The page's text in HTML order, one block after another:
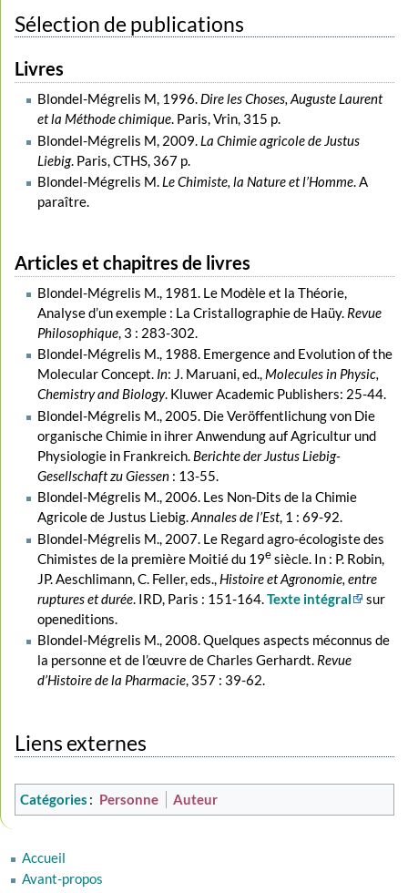
Sélection de publications
Livres
Blondel-Mégrelis M, 1996. Dire les Choses, Auguste Laurent
et la Méthode chimique. Paris, Vrin, 315 p.
Blondel-Mégrelis M, 2009. La Chimie agricole de Justus
Liebig. Paris, CTHS, 367 p.
Blondel-Mégrelis M. Le Chimiste, la Nature et l’Homme. A
paraître.
Articles et chapitres de livres
Blondel-Mégrelis M., 1981. Le Modèle et la Théorie,
Analyse d’un exemple : La Cristallographie de Haüy. Revue
Philosophique, 3 : 283-302.
Blondel-Mégrelis M., 1988. Emergence and Evolution of the
Molecular Concept. In: J. Maruani, ed., Molecules in Physic,
Chemistry and Biology. Kluwer Academic Publishers: 25-44.
Blondel-Mégrelis M., 2005. Die Veröffentlichung von Die
organische Chimie in ihrer Anwendung auf Agricultur und
Physiologie in Frankreich. Berichte der Justus Liebig-
Gesellschaft zu Giessen: 13-55.
Blondel-Mégrelis M., 2006. Les Non-Dits de la Chimie
Agricole de Justus Liebig.Annales de l’Est, 1 : 69-92.
Blondel-Mégrelis M., 2007. Le Regard agro-écologiste des
Chimistes de la première Moitié du 19esiècle. In : P. Robin,
JP. Aeschlimann, C. Feller, eds., Histoire et Agronomie, entre
ruptures et durée. IRD, Paris : 151-164.Texte intégral
sur
openeditions.
Blondel-Mégrelis M., 2008. Quelques aspects méconnus de
la personne et de l’œuvre de Charles Gerhardt. Revue
d’Histoire de la Pharmacie, 357 : 39-62.
Liens externes
Catégories : Personne Auteur
Accueil
Avant-propos